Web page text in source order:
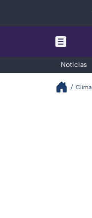
Noticias
Clima